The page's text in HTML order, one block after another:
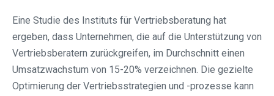
Eine Studie des Instituts für Vertriebsberatung hat
ergeben, dass Unternehmen, die auf die Unterstützung von
Vertriebsberatern zurückgreifen, im Durchschnitt einen
Umsatzwachstum von 15-20% verzeichnen. Die gezielte
Optimierung der Vertriebsstrategien und -prozesse kann